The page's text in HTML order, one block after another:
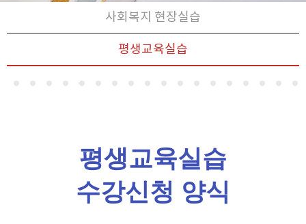
사회복지 현장실습
평생교육실습
평생교육실습
수강신청 양식